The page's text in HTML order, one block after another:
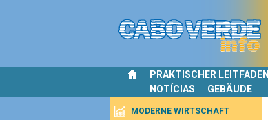
PRAKTISCHER LEITFADEN
NOTÍCIAS
GEBÄUDE
MODERNE WIRTSCHAFT